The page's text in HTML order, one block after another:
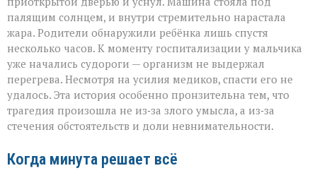
палящим солнцем, и внутри стремительно нарастала
жара. Родители обнаружили ребёнка лишь спустя
несколько часов. К моменту госпитализации у мальчика
уже начались судороги — организм не выдержал
перегрева. Несмотря на усилия медиков, спасти его не
удалось. Эта история особенно пронзительна тем, что
трагедия произошла не из‑за злого умысла, а из‑за
стечения обстоятельств и доли невнимательности.
Когда минута решает всё